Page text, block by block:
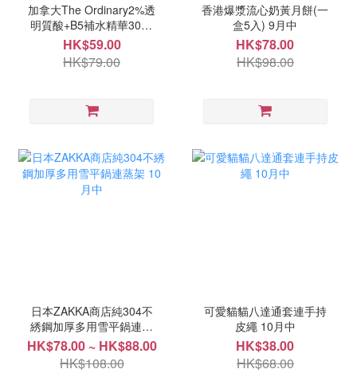
加拿大The Ordinary2%透
明質酸+B5補水精華30ml
10月中
HK$59.00
HK$79.00
香港爆漿流心奶黃月餅(一
盒5入) 9月中
HK$78.00
HK$98.00
日本ZAKKA商店純304不
綉鋼加厚多用雪平鍋連蒸
架 10月中
HK$78.00 ~ HK$88.00
HK$108.00
可愛貓貓八達通套連手持
皮繩 10月中
HK$38.00
HK$68.00